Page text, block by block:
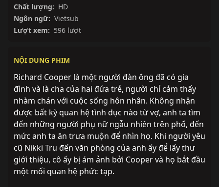
Chất lượng: HD
Ngôn ngữ: Vietsub
Lượt xem: 596 lượt
NỘI DUNG PHIM
Richard Cooper là một người đàn ông đã có gia
đình và là cha của hai đứa trẻ, người chỉ cảm thấy
nhàm chán với cuộc sống hôn nhân. Không nhận
được bất kỳ quan hệ tình dục nào từ vợ, anh ta tìm
đến những người phụ nữ ngẫu nhiên trên phố, đến
mức anh ta ăn trưa muộn để nhìn họ. Khi người yêu
cũ Nikki Tru đến văn phòng của anh ấy để lấy thư
giới thiệu, cô ấy bị ám ảnh bởi Cooper và họ bắt đầu
một mối quan hệ phức tạp.